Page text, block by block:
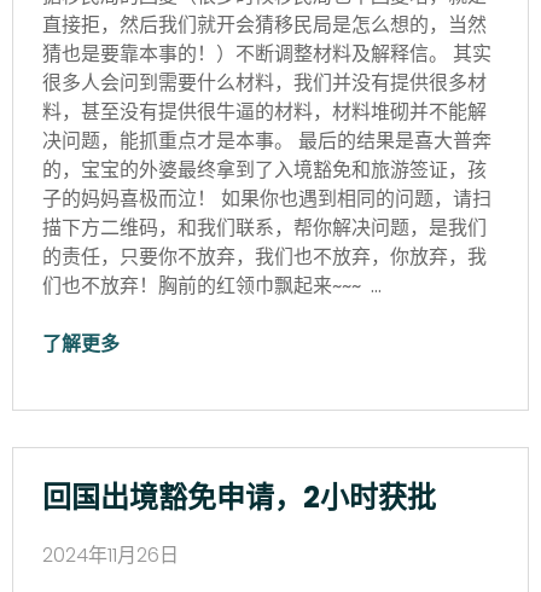
直接拒，然后我们就开会猜移民局是怎么想的，当然
猜也是要靠本事的！）不断调整材料及解释信。 其实
很多人会问到需要什么材料，我们并没有提供很多材
料，甚至没有提供很牛逼的材料，材料堆砌并不能解
决问题，能抓重点才是本事。 最后的结果是喜大普奔
的，宝宝的外婆最终拿到了入境豁免和旅游签证，孩
子的妈妈喜极而泣！ 如果你也遇到相同的问题，请扫
描下方二维码，和我们联系，帮你解决问题，是我们
的责任，只要你不放弃，我们也不放弃，你放弃，我
们也不放弃！胸前的红领巾飘起来~~~ …
了解更多
回国出境豁免申请，2小时获批
2024年11月26日